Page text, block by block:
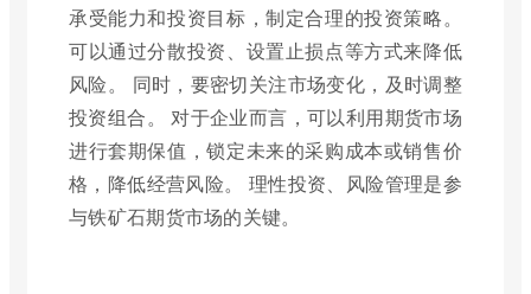
承受能力和投资目标，制定合理的投资策略。
可以通过分散投资、设置止损点等方式来降低
风险。 同时，要密切关注市场变化，及时调整
投资组合。 对于企业而言，可以利用期货市场
进行套期保值，锁定未来的采购成本或销售价
格，降低经营风险。 理性投资、风险管理是参
与铁矿石期货市场的关键。